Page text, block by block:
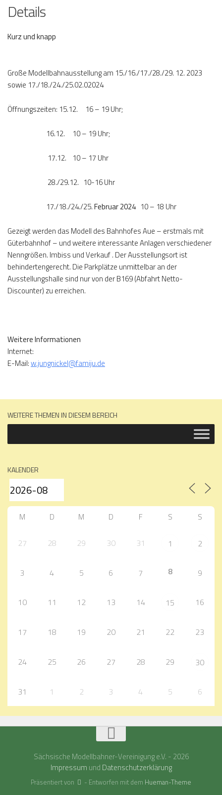
Details
Kurz und knapp
Große Modellbahnausstellung am 15./16./17./28./29. 12. 2023
sowie 17./18./24./25.02.02024
Öffnungszeiten: 15.12. 16 – 19 Uhr;
16.12. 10 – 19 Uhr;
17.12. 10 – 17 Uhr
28./29.12. 10-16 Uhr
17./18./24./25.Februar 2024 10 – 18 Uhr
Gezeigt werden das Modell des Bahnhofes Aue – erstmals mit
Güterbahnhof – und weitere interessante Anlagen verschiedener
Nenngrößen. Imbiss und Verkauf . Der Ausstellungsort ist
behindertengerecht. Die Parkplätze unmittelbar an der
Ausstellungshalle sind nur von der B169 (Abfahrt Netto-
Discounter) zu erreichen.
Weitere Informationen
Internet:
E-Mail:w.jungnickel@famiju.de
WEITERE THEMEN IN DIESEM BEREICH
KALENDER
M D M D F S S
27 28 29 30 31 1 2
3 4 5 6 7 8 9
10 11 12 13 14 15 16
17 18 19 20 21 22 23
24 25 26 27 28 29 30
31 1 2 3 4 5 6
Sächsische Modellbahner-Vereinigung e.V. - 2026
Impressum und Datenschutzerklärung
Präsentiert von - Entworfen mit dem Hueman-Theme